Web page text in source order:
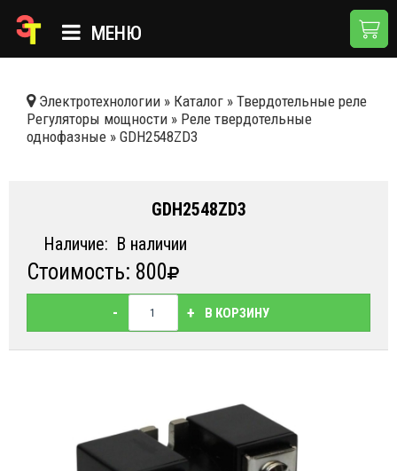
МЕНЮ
КАТАЛОГ
НОВОСТИ
ДОСТАВКА И ОПЛАТА
КОНТАКТЫ
Электротехнологии » Каталог » Твердотельные реле
Регуляторы мощности » Реле твердотельные
однофазные » GDH2548ZD3
GDH2548ZD3
Наличие: В наличии
Стоимость: 800
- + В КОРЗИНУ